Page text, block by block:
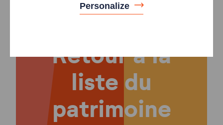
Retour à la
liste du
patrimoine
Personalize